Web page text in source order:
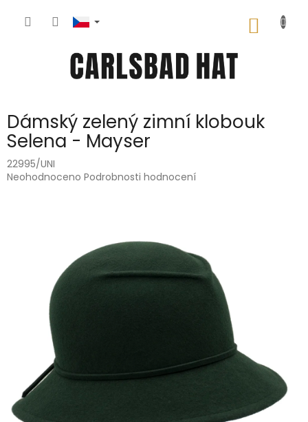
Dámský zelený zimní klobouk
Selena - Mayser
22995/UNI
Průměrné
Neohodnoceno Podrobnosti hodnocení